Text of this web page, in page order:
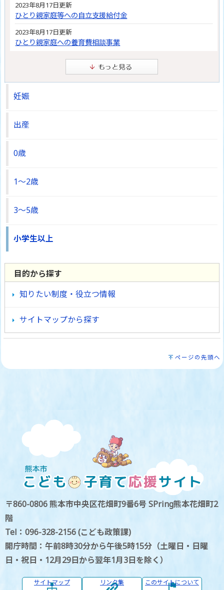
2023年8月17日更新
ひとり親家庭等への自立支援給付金
2023年8月17日更新
ひとり親家庭への養育費相談事業
妊娠
出産
0歳
1～2歳
3～5歳
小学生以上
目的から探す
知りたい制度・役立つ情報
サイトマップから探す
ページの先頭へ
〒860-0806 熊本市中央区花畑町9番6号 SPring熊本花畑町2
階
Tel：096-328-2156 (こども政策課)
開庁時間：午前8時30分から午後5時15分（土曜日・日曜
日・祝日・12月29日から翌年1月3日を除く）
サイトマップ リンク集 このサイトについて